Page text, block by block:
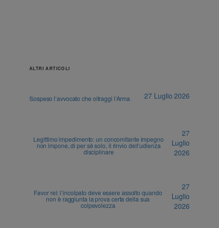
ALTRI ARTICOLI
Sospeso l’avvocato che oltraggi l’Arma 27 Luglio 2026
Legittimo impedimento: un concomitante impegno
non impone, di per sè solo, il rinvio dell’udienza
disciplinare
27
Luglio
2026
Favor rei: l’incolpato deve essere assolto quando
non è raggiunta la prova certa della sua
colpevolezza
27
Luglio
2026